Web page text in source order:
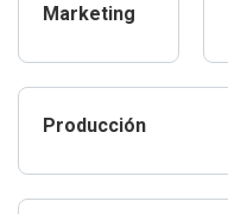
Marketing
Producción